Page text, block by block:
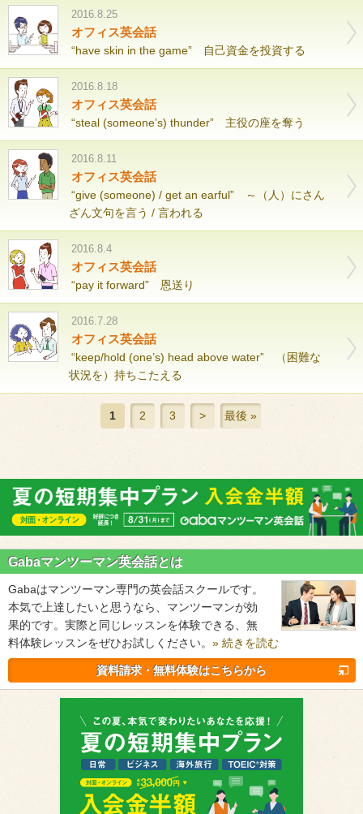
2016.8.25
オフィス英会話
“have skin in the game” 自己資金を投資する
2016.8.18
オフィス英会話
“steal (someone’s) thunder” 主役の座を奪う
2016.8.11
オフィス英会話
“give (someone) / get an earful” ～（人）にさん
ざん文句を言う / 言われる
2016.8.4
オフィス英会話
“pay it forward” 恩送り
2016.7.28
オフィス英会話
“keep/hold (one’s) head above water” （困難な
状況を）持ちこたえる
1 2 3 > 最後 »
Gabaマンツーマン英会話とは
Gabaはマンツーマン専門の英会話スクールです。
本気で上達したいと思うなら、マンツーマンが効
果的です。実際と同じレッスンを体験できる、無
料体験レッスンをぜひお試しください。 » 続きを読む
資料請求・無料体験はこちらから